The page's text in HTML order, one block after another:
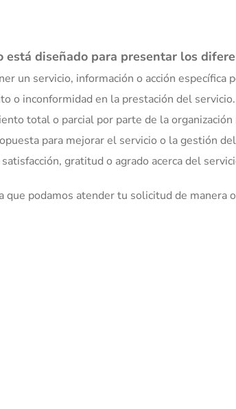
está diseñado para presentar los
un servicio, información o acción específica
o inconformidad en la prestación del servicio.
total o parcial por parte de la
para mejorar el servicio o la gestión
gratitud o agrado acerca del
podamos atender tu solicitud de manera